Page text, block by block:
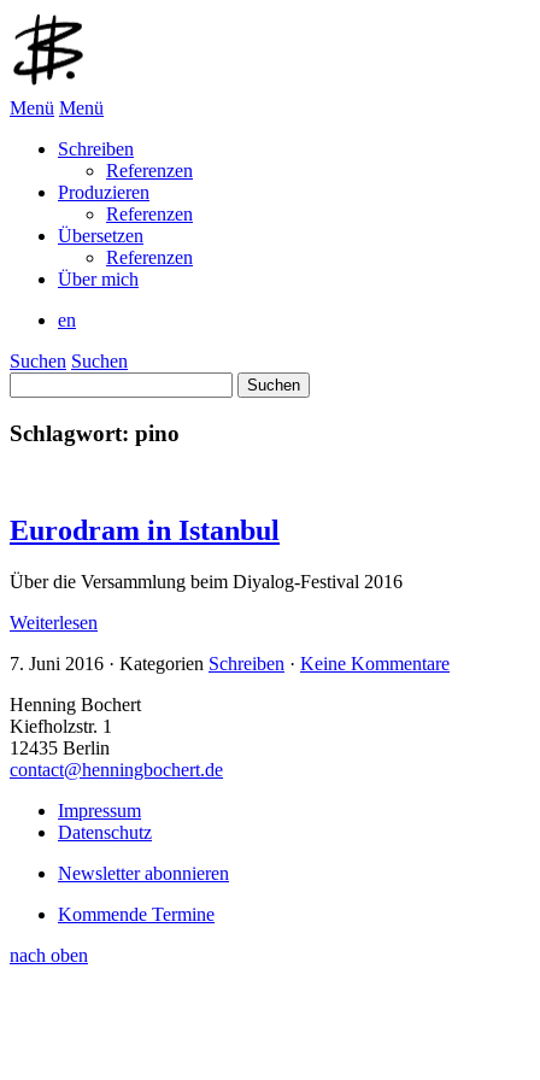
Menü Menü
Schreiben
Referenzen
Produzieren
Referenzen
Übersetzen
Referenzen
Über mich
en
Suchen Suchen
nach:
Schlagwort: pino
Eurodram in Istanbul
Über die Versammlung beim Diyalog-Festival 2016
Weiterlesen
7. Juni 2016 · Kategorien Schreiben · Keine Kommentare
Henning Bochert
Kiefholzstr. 1
12435 Berlin
contact@henningbochert.de
Impressum
Datenschutz
Newsletter abonnieren
Kommende Termine
nach oben